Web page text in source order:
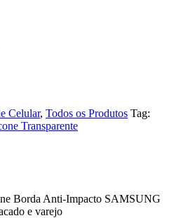
Celular, Todos os Produtos Tag:
Transparente
Borda Anti-Impacto SAMSUNG
e varejo